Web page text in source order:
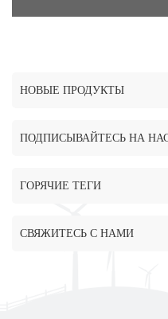
НОВЫЕ ПРОДУКТЫ
ПОДПИСЫВАЙТЕСЬ НА
ГОРЯЧИЕ ТЕГИ
СВЯЖИТЕСЬ С НАМИ